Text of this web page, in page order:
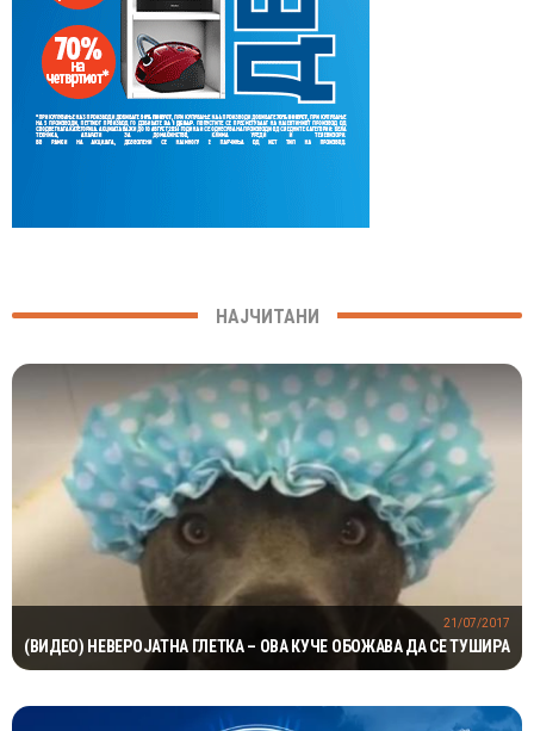
НАЈЧИТАНИ
(ВИДЕО) НЕВЕРОЈАТНА ГЛЕТКА – ОВА КУЧЕ ОБОЖАВА ДА СЕ ТУШИРА
21/07/2017